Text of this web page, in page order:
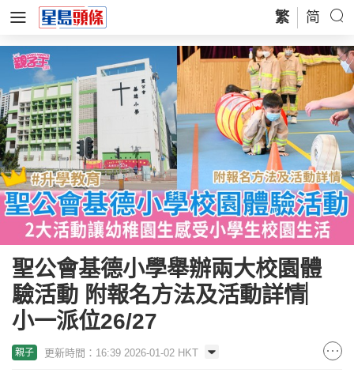
繁 简
聖公會基德小學舉辦兩大校園體
驗活動 附報名方法及活動詳情︳
小一派位26/27
親子 更新時間：16:39 2026-01-02 HKT